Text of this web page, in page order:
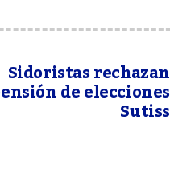
Sidoristas rechazan
de elecciones
Sutiss